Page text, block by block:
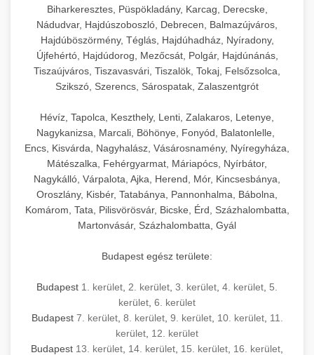
Biharkeresztes, Püspökladány, Karcag, Derecske,
Nádudvar, Hajdúszoboszló, Debrecen, Balmazújváros,
Hajdúböszörmény, Téglás, Hajdúhadház, Nyíradony,
Újfehértó, Hajdúdorog, Mezőcsát, Polgár, Hajdúnánás,
Tiszaújváros, Tiszavasvári, Tiszalök, Tokaj, Felsőzsolca,
Szikszó, Szerencs, Sárospatak, Zalaszentgrót
Hévíz, Tapolca, Keszthely, Lenti, Zalakaros, Letenye,
Nagykanizsa, Marcali, Böhönye, Fonyód, Balatonlelle,
Encs, Kisvárda, Nagyhalász, Vásárosnamény, Nyíregyháza,
Mátészalka, Fehérgyarmat, Máriapócs, Nyírbátor,
Nagykálló, Várpalota, Ajka, Herend, Mór, Kincsesbánya,
Oroszlány, Kisbér, Tatabánya, Pannonhalma, Bábolna,
Komárom, Tata, Pilisvörösvár, Bicske, Érd, Százhalombatta,
Martonvásár, Százhalombatta, Gyál
Budapest egész területe:
Budapest 1. kerület 2. kerület 3. kerület 4. kerület 5.
kerület 6. kerület
Budapest 7. kerület, 8. kerület, 9. kerület, 10. kerület, 11.
kerület 12. kerület
Budapest 13. kerület 14. kerület 15. kerület 16. kerület